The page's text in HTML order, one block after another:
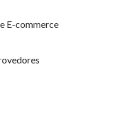
E-commerce